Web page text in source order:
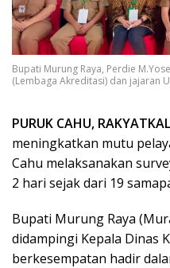
Bupati Murung Raya, Perdie
(Lembaga Akreditasi) dan jajaran
PURUK CAHU,
meningkatkan mutu
Cahu melaksanakan
2 hari sejak dari 19
Bupati Murung Raya
didampingi Kepala Dinas
berkesempatan hadir